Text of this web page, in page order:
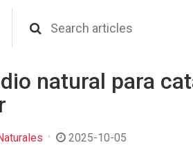
natural para
2025-10-05